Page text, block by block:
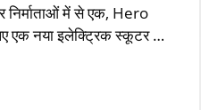
निर्माताओं में से एक, Hero
एक नया इलेक्ट्रिक स्कूटर …